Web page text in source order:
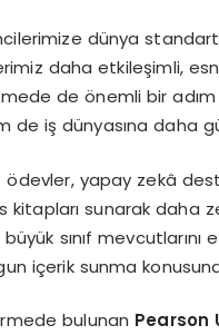
dünya
daha etkileşimli,
de önemli bir
iş dünyasına daha
yapay zekâ
kitapları sunarak daha
sınıf
içerik sunma
bulunan Pearson